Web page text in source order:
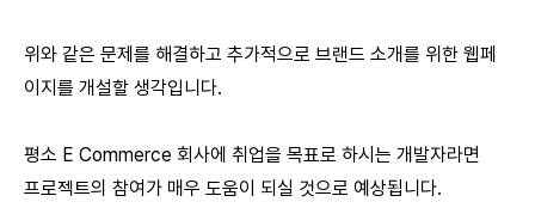
위와 같은 문제를 해결하고 추가적으로 브랜드 소개를 위한 웹페
이지를 개설할 생각입니다.
평소 E Commerce 회사에 취업을 목표로 하시는 개발자라면
프로젝트의 참여가 매우 도움이 되실 것으로 예상됩니다.